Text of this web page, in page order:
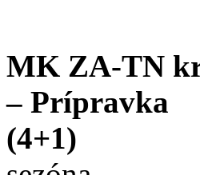
MK ZA-TN
– Prípravka
(4+1)